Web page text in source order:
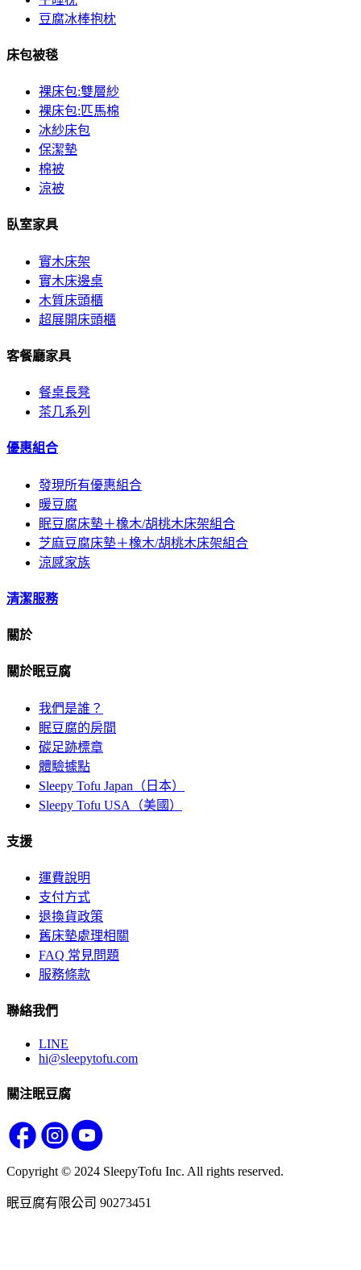
豆腐冰棒抱枕
床包被毯
裸床包:雙層紗
裸床包:匹馬棉
冰紗床包
保潔墊
棉被
涼被
臥室家具
實木床架
實木床邊桌
木質床頭櫃
超展開床頭櫃
客餐廳家具
餐桌長凳
茶几系列
優惠組合
發現所有優惠組合
暖豆腐
眠豆腐床墊＋橡木/胡桃木床架組合
芝麻豆腐床墊＋橡木/胡桃木床架組合
涼感家族
清潔服務
關於
關於眠豆腐
我們是誰？
眠豆腐的房間
碳足跡標章
體驗據點
Sleepy Tofu Japan（日本）
Sleepy Tofu USA（美國）
支援
運費說明
支付方式
退換貨政策
舊床墊處理相關
FAQ 常見問題
服務條款
聯絡我們
LINE
hi@sleepytofu.com
關注眠豆腐
Copyright © 2024 SleepyTofu Inc. All rights reserved.
眠豆腐有限公司 90273451